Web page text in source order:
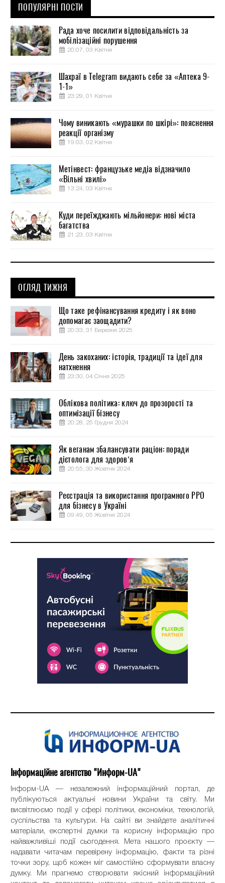
ПОПУЛЯРНІ ПОСТИ
Рада хоче посилити відповідальність за
мобілізаційні порушення
20:07, 03 Квітня
Шахраї в Telegram видають себе за «Аптека 9-
1-1»
23:29, 01 Квітня
Чому виникають «мурашки по шкірі»: пояснення
реакції організму
19:03, 02 Квітня
Метінвест: французьке медіа відзначило
«Вільні хвилі»
13:24, 03 Квітня
Куди переїжджають мільйонери: нові міста
багатства
21:23, 03 Квітня
ОГЛЯД ТИЖНЯ
Що таке рефінансування кредиту і як воно
допомагає заощадити?
20:33, 31 Березня 2025
День закоханих: історія, традиції та ідеї для
натхнення
23:30, 04 Січня 2025
Облікова політика: ключ до прозорості та
оптимізації бізнесу
20:28, 25 Грудня 2024
Як веганам збалансувати раціон: поради
дієтолога для здоров’я
20:55, 30 Жовтня 2024
Реєстрація та використання програмного РРО
для бізнесу в Україні
09:49, 05 Жовтня 2024
Інформаційне агентство "Информ-UA"
Інформ-UA — незалежний інформаційний портал, де
публікуються актуальні новини України та світу. Ми
висвітлюємо події у сфері політики, економіки, технологій,
суспільства та культури. На сайті ви знайдете аналітичні
матеріали, експертні думки та корисну інформацію про
найважливіші події сьогодення. Мета нашого проєкту —
надавати читачам перевірену інформацію, факти та різні
точки зору, щоб кожен міг самостійно сформувати власну
думку. Ми прагнемо створювати якісний інформаційний